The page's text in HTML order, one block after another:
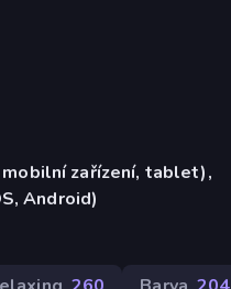
zařízení, tablet),
Android)